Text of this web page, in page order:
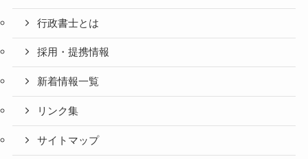
行政書士とは
採用・提携情報
新着情報一覧
リンク集
サイトマップ